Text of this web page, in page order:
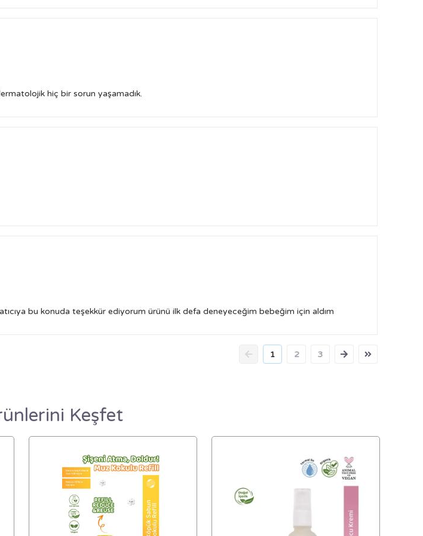
hiç bir sorun yaşamadık.
bu konuda teşekkür ediyorum ürünü ilk defa deneyeceğim bebeğim için aldım
1 2 3
Keşfet